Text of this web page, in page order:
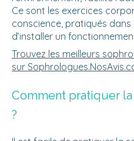
Ce sont les exercices
conscience, pratiqués
d’installer un
Trouvez les meilleurs
sur
Comment pratiquer
?